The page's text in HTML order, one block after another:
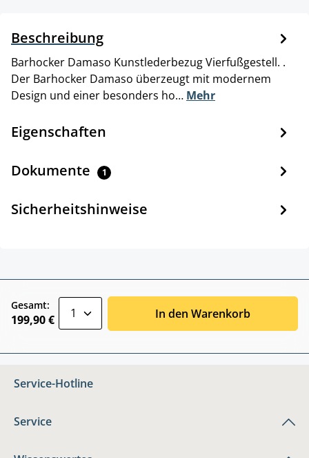
Beschreibung
Barhocker Damaso Kunstlederbezug Vierfußgestell. .
Der Barhocker Damaso überzeugt mit modernem
Design und einer besonders ho… Mehr
Eigenschaften
Dokumente 1
Sicherheitshinweise
Gesamt:
199,90 € In den Warenkorb
Service-Hotline
Service